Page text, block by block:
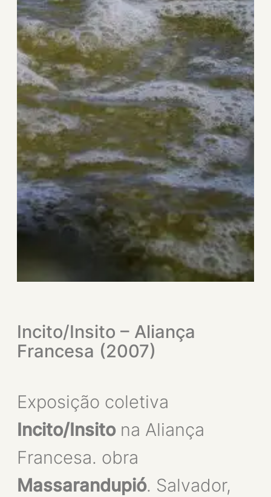
Incito/Insito – Aliança
Francesa (2007)
Exposição coletiva
Incito/Insitona Aliança
Francesa. obra
Massarandupió. Salvador,